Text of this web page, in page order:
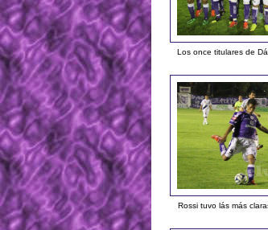
Los once titulares de
Rossi tuvo lás más